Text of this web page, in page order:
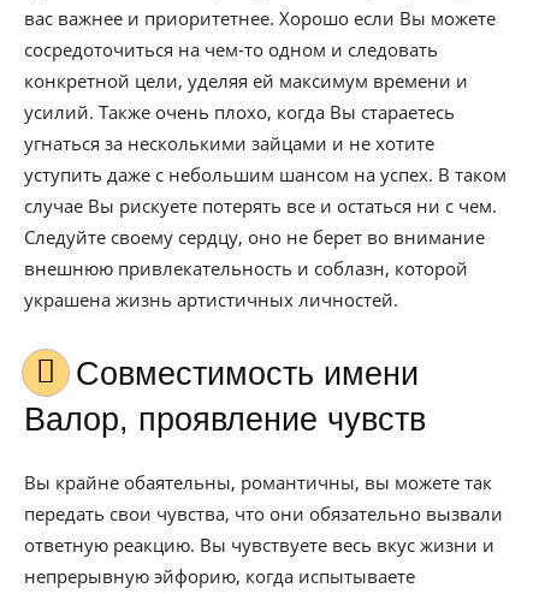
вас важнее и приоритетнее. Хорошо если Вы можете
сосредоточиться на чем-то одном и следовать
конкретной цели, уделяя ей максимум времени и
усилий. Также очень плохо, когда Вы стараетесь
угнаться за несколькими зайцами и не хотите
уступить даже с небольшим шансом на успех. В таком
случае Вы рискуете потерять все и остаться ни с чем.
Следуйте своему сердцу, оно не берет во внимание
внешнюю привлекательность и соблазн, которой
украшена жизнь артистичных личностей.
Совместимость имени
Валор, проявление чувств
Вы крайне обаятельны, романтичны, вы можете так
передать свои чувства, что они обязательно вызвали
ответную реакцию. Вы чувствуете весь вкус жизни и
непрерывную эйфорию, когда испытываете